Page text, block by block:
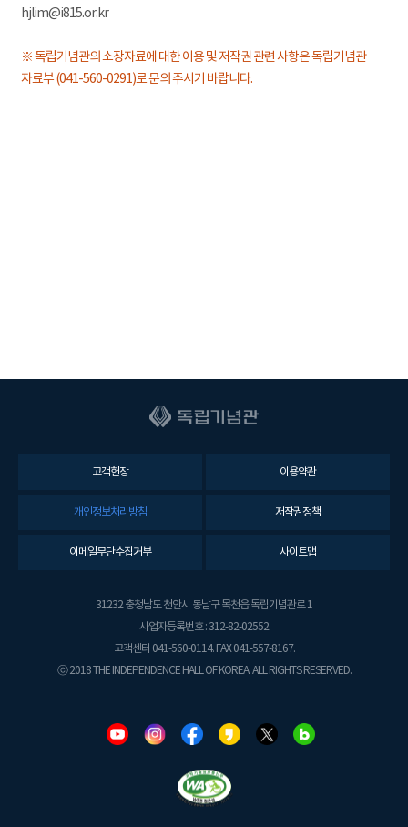
hjlim@i815.or.kr
※ 독립기념관의 소장자료에 대한 이용 및 저작권 관련 사항은 독립기념관
자료부 (041-560-0291)로 문의 주시기 바랍니다.
고객헌장 이용약관
개인정보처리방침 저작권정책
이메일무단수집거부 사이트맵
31232 충청남도 천안시 동남구 목천읍 독립기념관로 1
사업자등록번호 : 312-82-02552
고객센터 041-560-0114. FAX 041-557-8167.
ⓒ 2018 THE INDEPENDENCE HALL OF KOREA. ALL RIGHTS RESERVED.